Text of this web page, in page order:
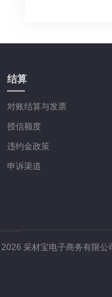
结算
对账结算与发票
授信额度
违约金政策
申诉渠道
2026 采材宝电子商务有限